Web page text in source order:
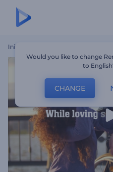
Inicio
Would you like to change
to
CHANGE